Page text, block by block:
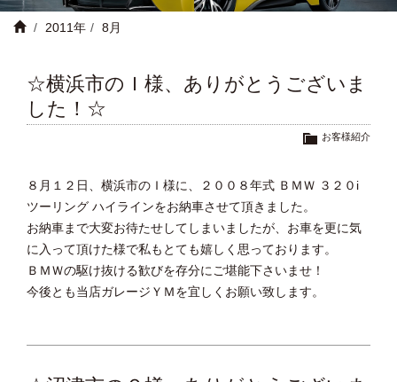
2011年 8月
☆横浜市のＩ様、ありがとうございま
した！☆
お客様紹介
８月１２日、横浜市のＩ様に、２００８年式 ＢＭＷ ３２０i
ツーリング ハイラインをお納車させて頂きました。
お納車まで大変お待たせしてしまいましたが、お車を更に気
に入って頂けた様で私もとても嬉しく思っております。
ＢＭＷの駆け抜ける歓びを存分にご堪能下さいませ！
今後とも当店ガレージＹＭを宜しくお願い致します。